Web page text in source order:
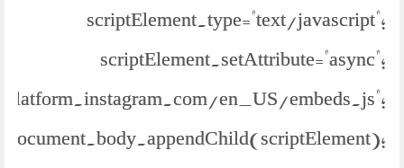
scriptElement.type="text/javascript";
scriptElement.setAttribute="async";
en_US/embeds.js";
document.body.appendChild(scriptElement);